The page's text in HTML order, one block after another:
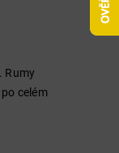
Rumy
celém